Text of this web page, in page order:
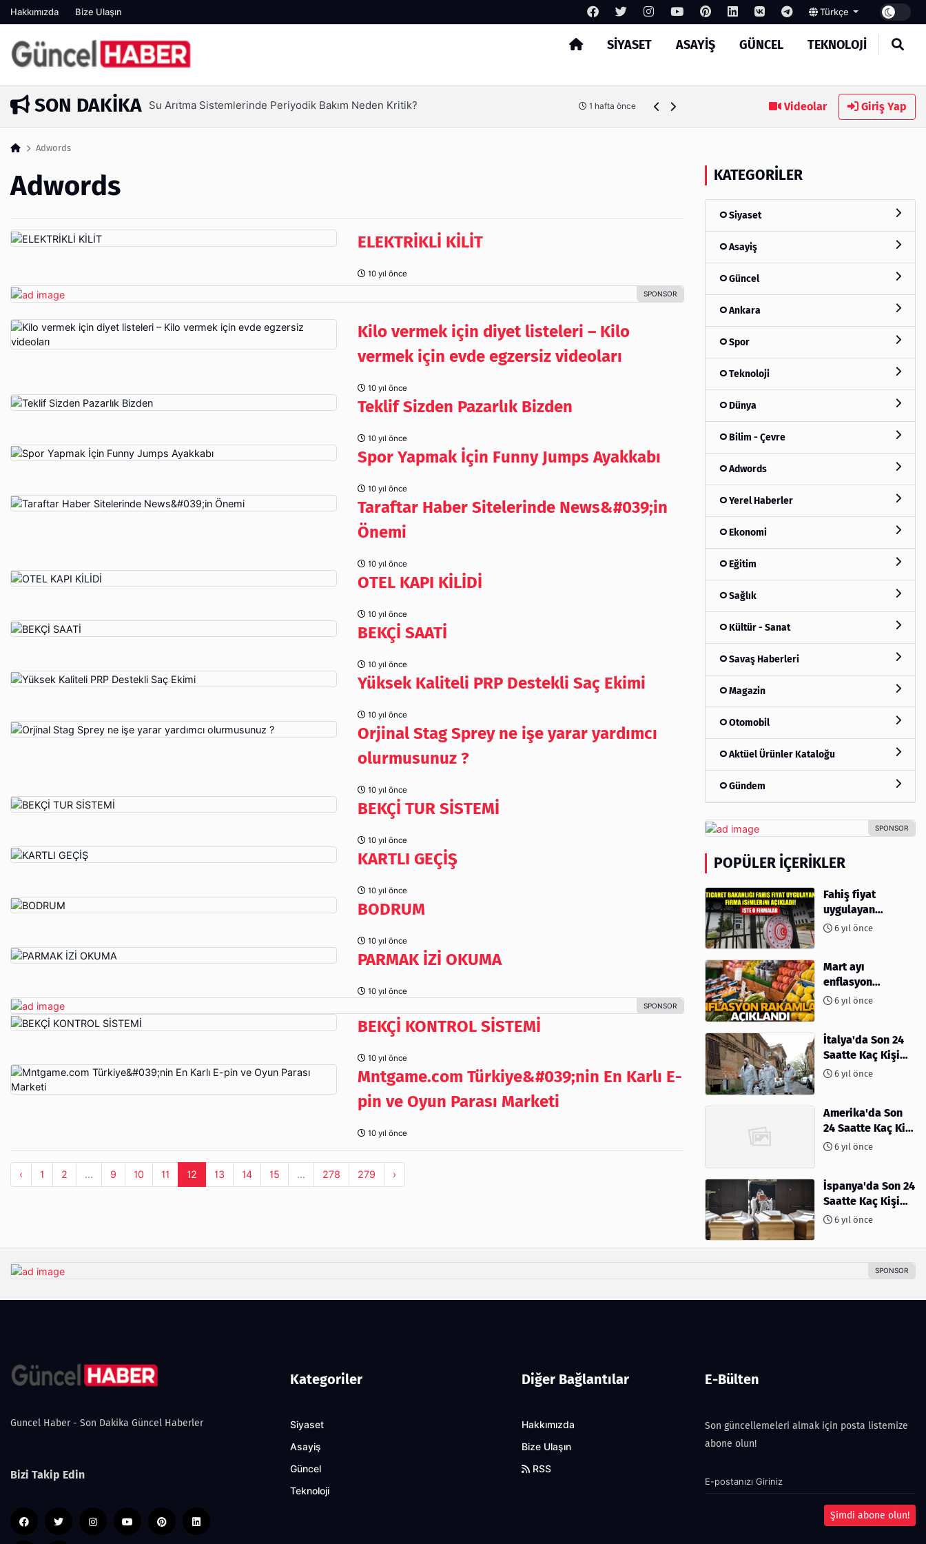
Hakkımızda Bize Ulaşın Türkçe
SIYASET ASAYIŞ GÜNCEL TEKNOLOJI
Arama
SON DAKIKA
5 gün önce Su Arıtma Sistemlerinde Periyodik Bakım Neden Kritik? 1 hafta önce Ambalaj Süreçlerinde Yeni Nesil Verimliliği Olimpack ile
Videolar Giriş Yap
Adwords
Adwords
ELEKTRİKLİ KİLİT
10 yıl önce
Kilo vermek için diyet listeleri – Kilo
vermek için evde egzersiz videoları
10 yıl önce
Teklif Sizden Pazarlık Bizden
10 yıl önce
Spor Yapmak İçin Funny Jumps Ayakkabı
10 yıl önce
Taraftar Haber Sitelerinde News&#039;in
Önemi
10 yıl önce
OTEL KAPI KİLİDİ
10 yıl önce
BEKÇİ SAATİ
10 yıl önce
Yüksek Kaliteli PRP Destekli Saç Ekimi
10 yıl önce
Orjinal Stag Sprey ne işe yarar yardımcı
olurmusunuz ?
10 yıl önce
BEKÇİ TUR SİSTEMİ
10 yıl önce
KARTLI GEÇİŞ
10 yıl önce
BODRUM
10 yıl önce
PARMAK İZİ OKUMA
10 yıl önce
BEKÇİ KONTROL SİSTEMİ
10 yıl önce
Mntgame.com Türkiye&#039;nin En Karlı E-
pin ve Oyun Parası Marketi
10 yıl önce
‹ 1 2 ... 9 10 11 12 13 14 15 ... 278 279 ›
KATEGORILER
Siyaset
Asayiş
Güncel
Ankara
Spor
Teknoloji
Dünya
Bilim - Çevre
Adwords
Yerel Haberler
Ekonomi
Eğitim
Sağlık
Kültür - Sanat
Savaş Haberleri
Magazin
Otomobil
Aktüel Ürünler Kataloğu
Gündem
POPÜLER İÇERIKLER
Fahiş fiyat
uygulayan
firmalar açıklandı
6 yıl önce
Mart ayı
enflasyon
rakamları
6 yıl önce
İtalya'da Son 24
Saatte Kaç Kişi
Öldü6 yıl önce
Amerika'da Son
24 Saatte Kaç Kişi
Öldü - 06 Nisan
6 yıl önce
İspanya'da Son 24
Saatte Kaç Kişi
Öldü6 yıl önce
Guncel Haber - Son Dakika Güncel Haberler
Bizi Takip Edin
Kategoriler
Siyaset
Asayiş
Güncel
Teknoloji
Diğer Bağlantılar
Hakkımızda
Bize Ulaşın
RSS
E-Bülten
Son güncellemeleri almak için posta listemize
abone olun!
Şimdi abone olun!